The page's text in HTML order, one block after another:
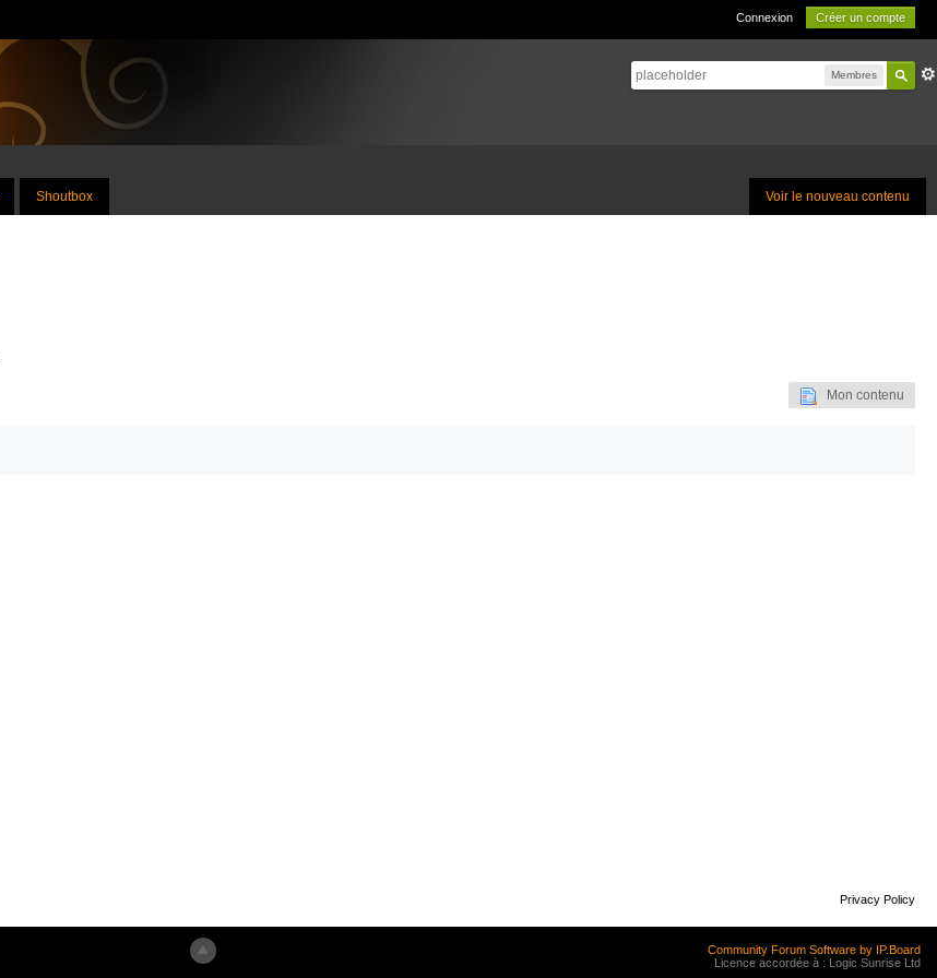
Connexion Créer un compte
Membres
Voir le nouveau contenu
Shoutbox
Mon contenu
Privacy Policy
Community Forum Software by IP.Board
Licence accordée à : Logic Sunrise Ltd